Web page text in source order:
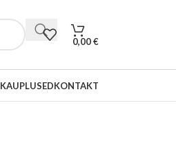
0,00€
KAUPLUSEDKONTAKT